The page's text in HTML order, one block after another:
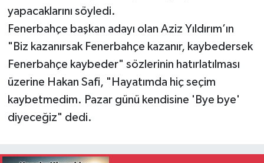
yapacaklarını söyledi.
Fenerbahçe başkan adayı olan Aziz Yıldırım’ın
"Biz kazanırsak Fenerbahçe kazanır, kaybedersek
Fenerbahçe kaybeder" sözlerinin hatırlatılması
üzerine Hakan Safi, "Hayatımda hiç seçim
kaybetmedim. Pazar günü kendisine 'Bye bye'
diyeceğiz" dedi.